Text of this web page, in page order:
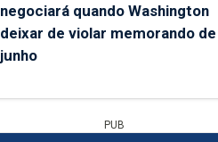
negociará quando Washington
deixar de violar memorando de
junho
PUB